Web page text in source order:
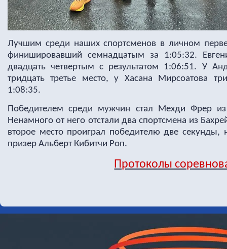
Лучшим среди наших спортсменов в личном
финишировавший семнадцатым за 1:05:32.
двадцать четвертым с результатом 1:06:51. У
тридцать третье место, у Хасана Мирсоатова
1:08:35.
Победителем среди мужчин стал Мехди Фрер
Ненамного от него отстали два спортсмена из
второе место проиграл победителю две секунды,
призер Альберт Кибитчи Роп.
Протоколы